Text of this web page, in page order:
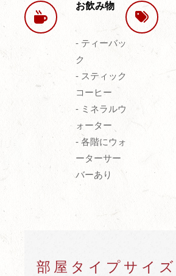
お飲み物
- ティーバッ
ク
- スティック
コーヒー
- ミネラルウ
ォーター
- 各階にウォ
ーターサー
バーあり
部屋タイプサイズ